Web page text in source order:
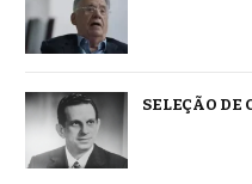
SELEÇÃO DE